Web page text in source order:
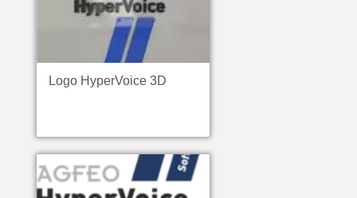
Logo HyperVoice 3D